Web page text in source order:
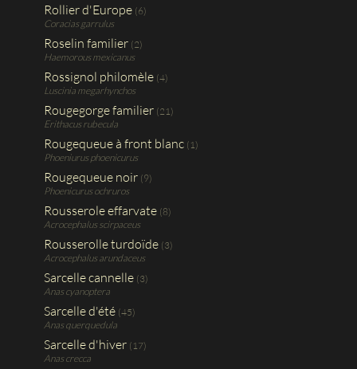
Rollier d'Europe (6)
Coracias garrulus
Roselin familier (2)
Haemorous mexicanus
Rossignol philomèle (4)
Luscinia megarhynchos
Rougegorge familier (21)
Erithacus rubecula
Rougequeue à front blanc (1)
Phoeniurus phoenicurus
Rougequeue noir (9)
Phoenicurus ochruros
Rousserole effarvate (8)
Acrocephalus scirpaceus
Rousserolle turdoïde (3)
Acrocephalus arundaceus
Sarcelle cannelle (3)
Anas cyanoptera
Sarcelle d'été (45)
Anas querquedula
Sarcelle d'hiver (17)
Anas crecca